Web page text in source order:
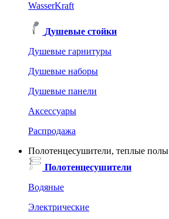
WasserKraft
Душевые стойки
Душевые гарнитуры
Душевые наборы
Душевые панели
Аксессуары
Распродажа
Полотенцесушители, теплые полы
Полотенцесушители
Водяные
Электрические